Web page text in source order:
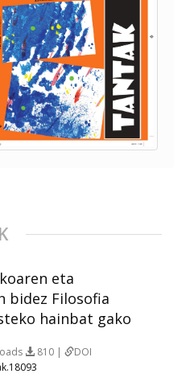
eta
bidez Filosofia
hainbat gako
810 |
DOI